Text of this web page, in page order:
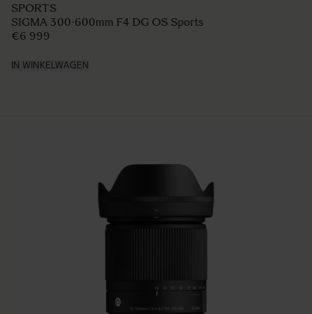
SPORTS
SIGMA 300-600mm F4 DG OS Sports
€6 999
IN WINKELWAGEN